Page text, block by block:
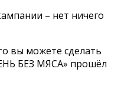
– нет ничего
вы можете сделать
БЕЗ МЯСА» прошёл